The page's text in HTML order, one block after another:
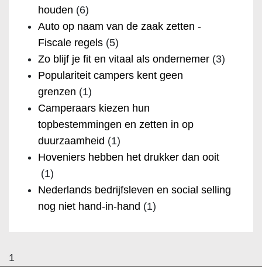
houden (6)
Auto op naam van de zaak zetten -
Fiscale regels (5)
Zo blijf je fit en vitaal als ondernemer (3)
Populariteit campers kent geen
grenzen (1)
Camperaars kiezen hun
topbestemmingen en zetten in op
duurzaamheid (1)
Hoveniers hebben het drukker dan ooit
(1)
Nederlands bedrijfsleven en social selling
nog niet hand-in-hand (1)
1